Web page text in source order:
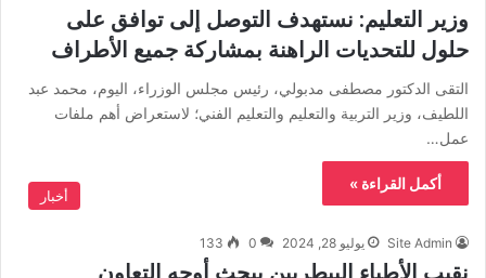
وزير التعليم: نستهدف التوصل إلى توافق على
حلول للتحديات الراهنة بمشاركة جميع الأطراف
التقى الدكتور مصطفى مدبولي، رئيس مجلس الوزراء، اليوم، محمد عبد
اللطيف، وزير التربية والتعليم والتعليم الفني؛ لاستعراض أهم ملفات
عمل…
أكمل القراءة »
أخبار
Site Admin يوليو 28, 2024 0
133